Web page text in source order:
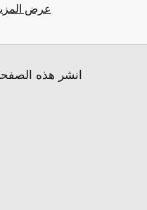
عرض
انشر هذه